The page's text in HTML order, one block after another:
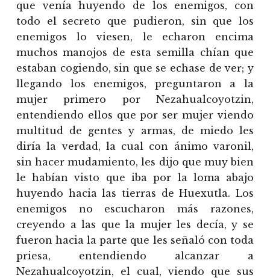
que venía huyendo de los enemigos, con
todo el secreto que pudieron, sin que los
enemigos lo viesen, le echaron encima
muchos manojos de esta semilla chían que
estaban cogiendo, sin que se echase de ver; y
llegando los enemigos, preguntaron a la
mujer primero por Nezahualcoyotzin,
entendiendo ellos que por ser mujer viendo
multitud de gentes y armas, de miedo les
diría la verdad, la cual con ánimo varonil,
sin hacer mudamiento, les dijo que muy bien
le habían visto que iba por la loma abajo
huyendo hacia las tierras de Huexutla. Los
enemigos no escucharon más razones,
creyendo a las que la mujer les decía, y se
fueron hacia la parte que les señaló con toda
priesa, entendiendo alcanzar a
Nezahualcoyotzin, el cual, viendo que sus